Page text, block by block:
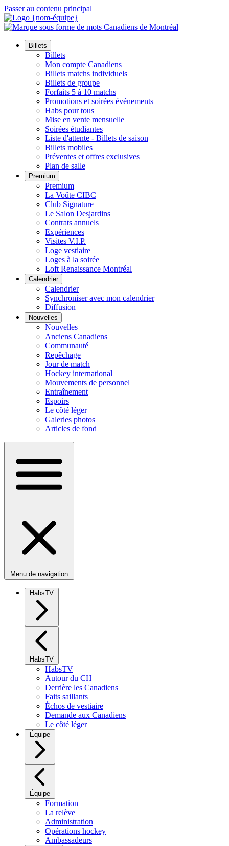
Passer au contenu principal
Billets
Billets
Mon compte Canadiens
Billets matchs individuels
Billets de groupe
Forfaits 5 à 10 matchs
Promotions et soirées événements
Habs pour tous
Mise en vente mensuelle
Soirées étudiantes
Liste d'attente - Billets de saison
Billets mobiles
Préventes et offres exclusives
Plan de salle
Premium
Premium
La Voûte CIBC
Club Signature
Le Salon Desjardins
Contrats annuels
Expériences
Visites V.I.P.
Loge vestiaire
Loges à la soirée
Loft Renaissance Montréal
Calendrier
Calendrier
Synchroniser avec mon calendrier
Diffusion
Nouvelles
Nouvelles
Anciens Canadiens
Communauté
Repêchage
Jour de match
Hockey international
Mouvements de personnel
Entraînement
Espoirs
Le côté léger
Galeries photos
Articles de fond
Menu de navigation
HabsTV
HabsTV
HabsTV
Autour du CH
Derrière les Canadiens
Faits saillants
Échos de vestiaire
Demande aux Canadiens
Le côté léger
Équipe
Équipe
Formation
La relève
Administration
Opérations hockey
Ambassadeurs